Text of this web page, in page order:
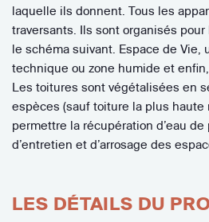
laquelle ils donnent. Tous les
traversants. Ils sont organisés
le schéma suivant. Espace de Vie,
technique ou zone humide et
Les toitures sont végétalisées en
espèces (sauf toiture la plus haute
permettre la récupération d’eau
d’entretien et d’arrosage des
LES DÉTAILS DU